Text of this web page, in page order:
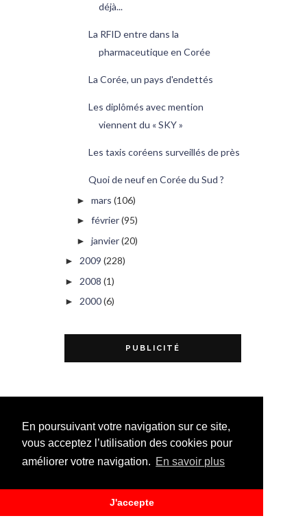
En poursuivant votre navigation sur ce site,
vous acceptez l’utilisation des cookies pour
améliorer votre navigation. En savoir plus
J'accepte
déjà...
La RFID entre dans la
pharmaceutique en Corée
La Corée, un pays d'endettés
Les diplômés avec mention
viennent du « SKY »
Les taxis coréens surveillés de près
Quoi de neuf en Corée du Sud ?
► mars (106)
► février(95)
► janvier(20)
► 2009 (228)
► 2008 (1)
► 2000(6)
PUBLICITÉ